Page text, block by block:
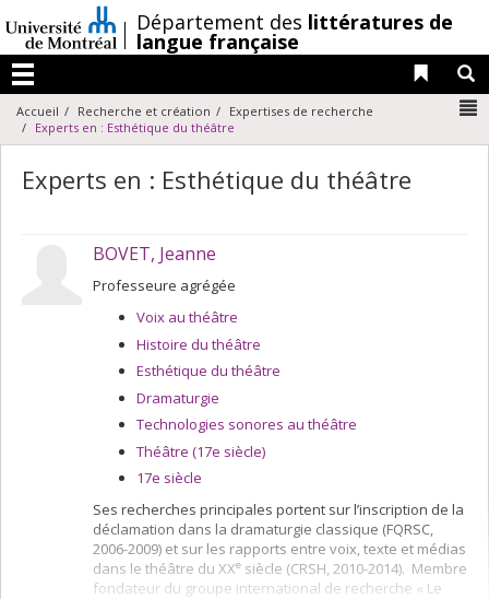
au
contenu
/Département des littératures de
langue française
Menu
Liens
Accueil Recherche et création
Expertises de recherche
Experts en : Esthétique du théâtre
Experts en : Esthétique du théâtre
BOVET, Jeanne
Professeure agrégée
Voix au théâtre
Histoire du théâtre
Esthétique du théâtre
Dramaturgie
Technologies sonores au théâtre
Théâtre (17e siècle)
17e siècle
Ses recherches principales portent sur l’inscription de la
déclamation dans la dramaturgie classique (FQRSC,
2006-2009) et sur les rapports entre voix, texte et médias
dans le théâtre du XXe siècle (CRSH, 2010-2014). Membre
fondateur du groupe international de recherche « Le